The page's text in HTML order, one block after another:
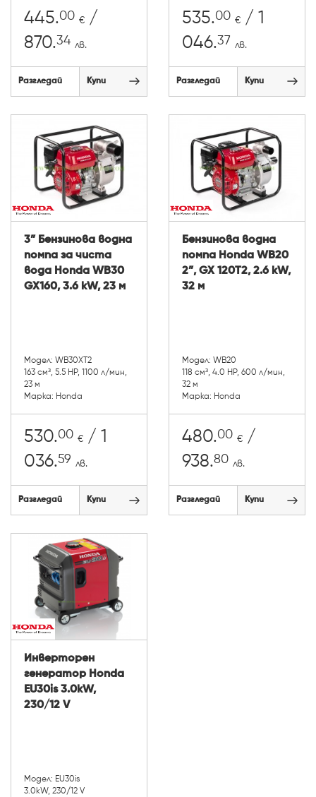
445.00 € /
870.34 лв.
Разгледай Купи
535.00 € / 1
046.37 лв.
Разгледай Купи
3” Бензинова водна
помпа за чиста
вода Honda WB30
GX160, 3.6 kW, 23 м
Модел: WB30XT2
163 см³, 5.5 HP, 1100 л/мин,
23 м
Марка: Honda
530.00 € / 1
036.59 лв.
Разгледай Купи
Бензинова водна
помпа Honda WB20
2”, GX 120T2, 2.6 kW,
32 м
Модел: WB20
118 см³, 4.0 HP, 600 л/мин,
32 м
Марка: Honda
480.00 € /
938.80 лв.
Разгледай Купи
Инверторен
генератор Honda
EU30is 3.0kW,
230/12 V
Модел: EU30is
3.0kW, 230/12 V